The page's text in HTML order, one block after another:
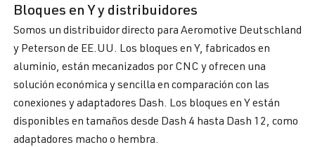
Bloques en Y y distribuidores
Somos un distribuidor directo para Aeromotive Deutschland
y Peterson de EE.UU. Los bloques en Y, fabricados en
aluminio, están mecanizados por CNC y ofrecen una
solución económica y sencilla en comparación con las
conexiones y adaptadores Dash. Los bloques en Y están
disponibles en tamaños desde Dash 4 hasta Dash 12, como
adaptadores macho o hembra.